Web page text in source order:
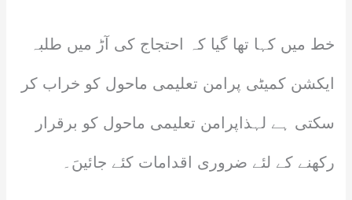
خط میں کہا تھا گیا کہ احتجاج کی آڑ میں طلبہ
ایکشن کمیٹی پرامن تعلیمی ماحول کو خراب کر
سکتی ہے لہذاپرامن تعلیمی ماحول کو برقرار
رکھنے کے لئے ضروری اقدامات کئے جائیںَ۔